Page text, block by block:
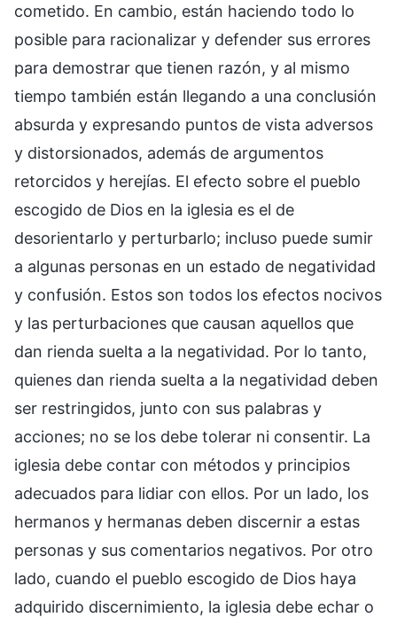
cometido. En cambio, están haciendo todo lo
posible para racionalizar y defender sus errores
para demostrar que tienen razón, y al mismo
tiempo también están llegando a una conclusión
absurda y expresando puntos de vista adversos
y distorsionados, además de argumentos
retorcidos y herejías. El efecto sobre el pueblo
escogido de Dios en la iglesia es el de
desorientarlo y perturbarlo; incluso puede sumir
a algunas personas en un estado de negatividad
y confusión. Estos son todos los efectos nocivos
y las perturbaciones que causan aquellos que
dan rienda suelta a la negatividad. Por lo tanto,
quienes dan rienda suelta a la negatividad deben
ser restringidos, junto con sus palabras y
acciones; no se los debe tolerar ni consentir. La
iglesia debe contar con métodos y principios
adecuados para lidiar con ellos. Por un lado, los
hermanos y hermanas deben discernir a estas
personas y sus comentarios negativos. Por otro
lado, cuando el pueblo escogido de Dios haya
adquirido discernimiento, la iglesia debe echar o